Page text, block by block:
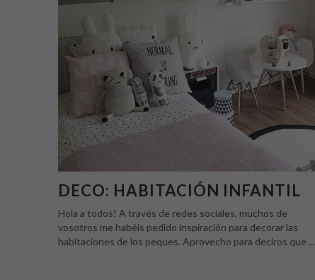
DECO: HABITACIÓN INFANTIL
Hola a todos! A través de redes sociales, muchos de
vosotros me habéis pedido inspiración para decorar las
habitaciones de los peques. Aprovecho para deciros que ...